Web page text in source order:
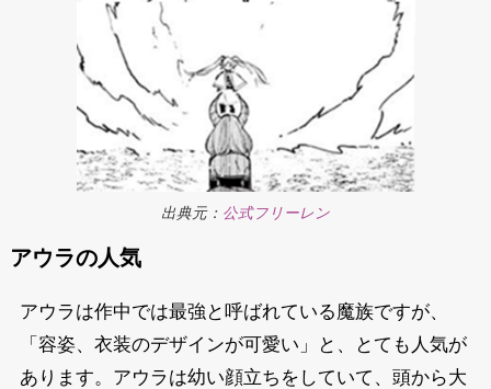
出典元： 公式フリーレン
アウラの人気
アウラは作中では最強と呼ばれている魔族ですが、
「容姿、衣装のデザインが可愛い」と、とても人気が
あります。アウラは幼い顔立ちをしていて、頭から大